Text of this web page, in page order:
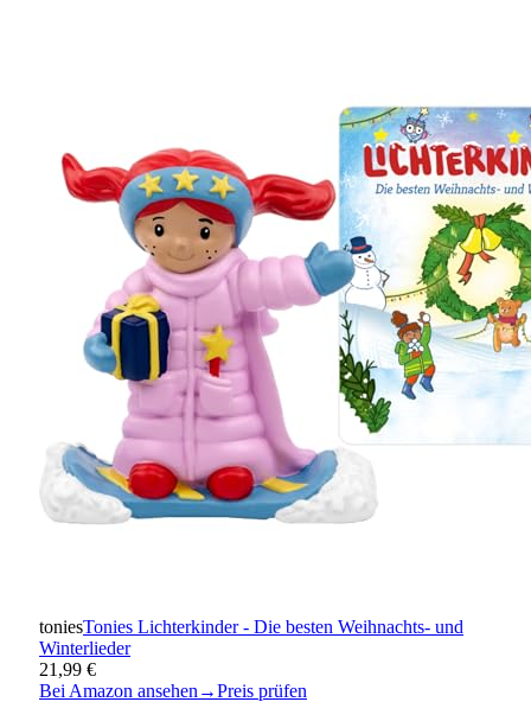
toniesTonies Lichterkinder - Die besten Weihnachts- und
Winterlieder
21,99 €
Bei Amazon ansehen →Preis prüfen